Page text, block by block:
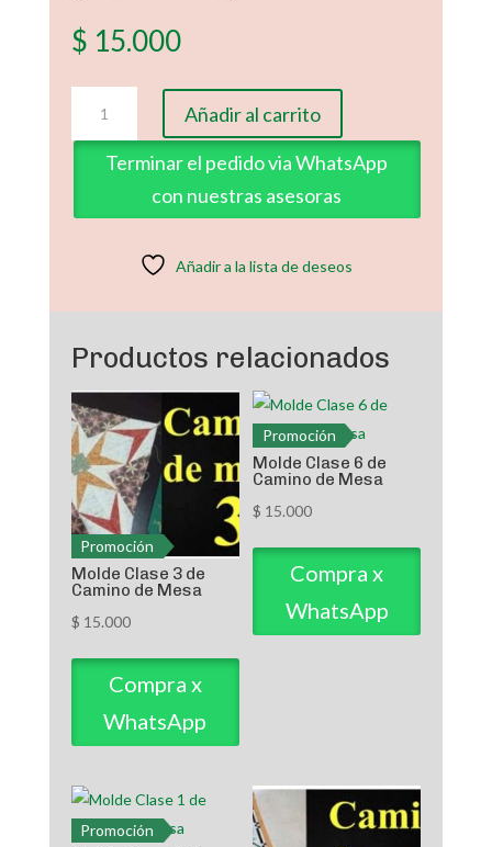
$ 15.000
Clase
8
de
Añadir al carrito
Terminar el pedido via WhatsApp
con nuestras asesoras
Añadir a la lista de deseos
Productos relacionados
Promoción
Molde Clase 3 de
Camino de Mesa
$ 15.000
Compra x
WhatsApp
Promoción
Molde Clase 6 de
Camino de Mesa
$ 15.000
Compra x
WhatsApp
Promoción